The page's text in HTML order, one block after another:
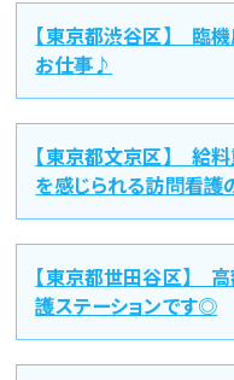
【東京都渋谷区】 臨
お仕事♪
【東京都文京区】 給料
を感じられる訪問看護
【東京都世田谷区】
護ステーションです◎